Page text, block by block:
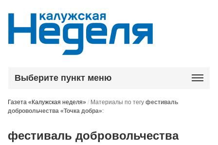
Выберите пункт меню
Газета «Калужская неделя» / Материалы по тегуфестиваль
добровольчества «Точка добра»:
фестиваль добровольчества